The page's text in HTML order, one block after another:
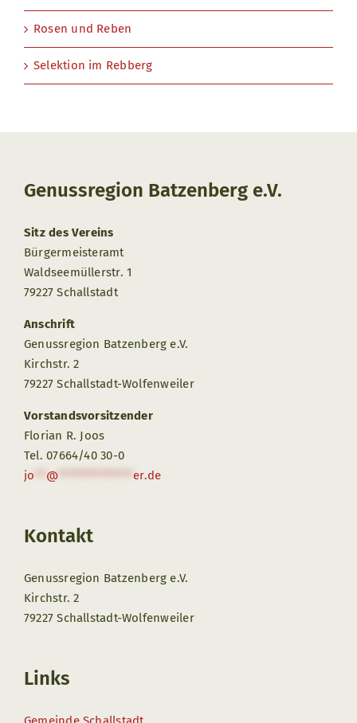
Rosen und Reben
Selektion im Rebberg
Genussregion Batzenberg e.V.
Sitz des Vereins
Bürgermeisteramt
Waldseemüllerstr. 1
79227 Schallstadt
Anschrift
Genussregion Batzenberg e.V.
Kirchstr. 2
79227 Schallstadt-Wolfenweiler
Vorstandsvorsitzender
Florian R. Joos
Tel. 07664/40 30-0
jo
@ er.de
Kontakt
Genussregion Batzenberg e.V.
Kirchstr. 2
79227 Schallstadt-Wolfenweiler
Links